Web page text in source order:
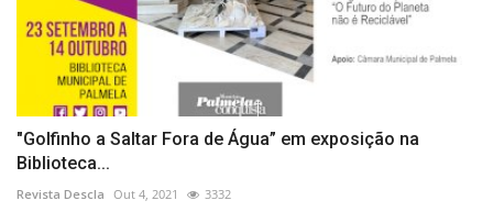
"Golfinho a Saltar Fora de Água” em exposição na
Biblioteca...
Revista Descla Out 4, 2021 3332